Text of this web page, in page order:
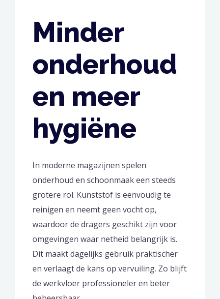
Minder
onderhoud
en meer
hygiëne
In moderne magazijnen spelen
onderhoud en schoonmaak een steeds
grotere rol. Kunststof is eenvoudig te
reinigen en neemt geen vocht op,
waardoor de dragers geschikt zijn voor
omgevingen waar netheid belangrijk is.
Dit maakt dagelijks gebruik praktischer
en verlaagt de kans op vervuiling. Zo blijft
de werkvloer professioneler en beter